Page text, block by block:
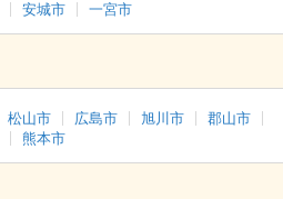
安城市 一宮市
松山市 広島市 旭川市
郡山市
熊本市